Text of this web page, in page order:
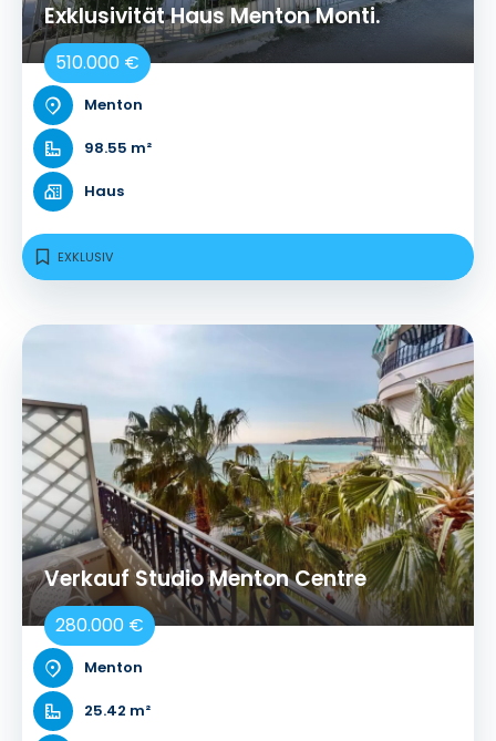
Exklusivität Haus Menton Monti.
510.000 €
Menton
98.55 m²
Haus
EXKLUSIV
Verkauf Studio Menton Centre
280.000 €
Menton
25.42 m²